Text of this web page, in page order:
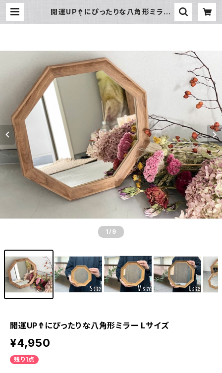
開運UP⇮にぴったりな八角形ミラー
1 /9
開運UP⇮にぴったりな八角形ミラー Lサイズ
¥4,950
残り1点